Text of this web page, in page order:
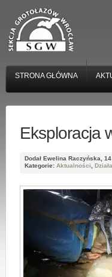
STRONA GŁÓWNA
Eksploracja
Dodał Ewelina Raczyńska,
Kategorie: Aktualności,